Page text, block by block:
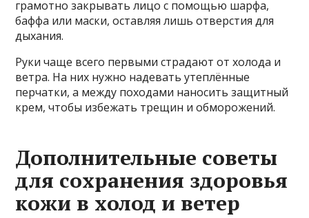
грамотно закрывать лицо с помощью шарфа,
баффа или маски, оставляя лишь отверстия для
дыхания.
Руки чаще всего первыми страдают от холода и
ветра. На них нужно надевать утеплённые
перчатки, а между походами наносить защитный
крем, чтобы избежать трещин и обморожений.
Дополнительные советы
для сохранения здоровья
кожи в холод и ветер